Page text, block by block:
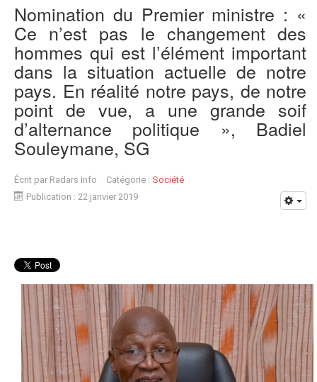
Nomination du Premier ministre : «
Ce n’est pas le changement des
hommes qui est l’élément important
dans la situation actuelle de notre
pays. En réalité notre pays, de notre
point de vue, a une grande soif
d’alternance politique », Badiel
Souleymane, SG
Écrit par Radars Info Catégorie : Société
Publication : 22 janvier 2019